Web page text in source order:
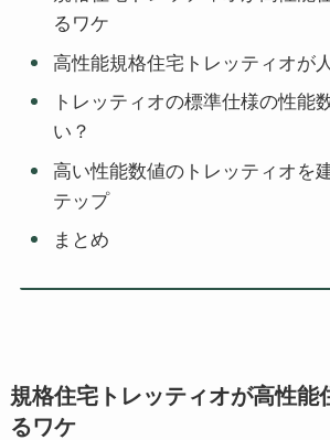
るワケ
高性能規格住宅トレッティオが
トレッティオの標準仕様の性能
い？
高い性能数値のトレッティオを
テップ
まとめ
規格住宅トレッティオが高性能
るワケ